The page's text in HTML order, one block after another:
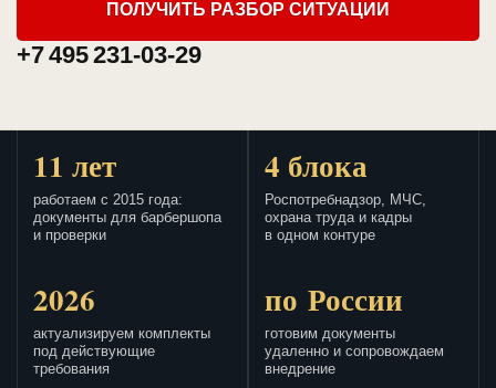
ПОЛУЧИТЬ РАЗБОР СИТУАЦИИ
+7 495 231-03-29
11 лет
работаем с 2015 года:
документы для барбершопа
и проверки
4 блока
Роспотребнадзор, МЧС,
охрана труда и кадры
в одном контуре
2026
актуализируем комплекты
под действующие
требования
по России
готовим документы
удаленно и сопровождаем
внедрение